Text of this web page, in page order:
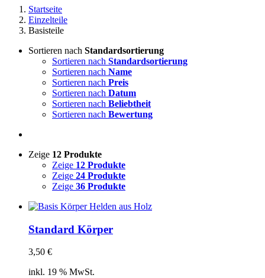
Startseite
Einzelteile
Basisteile
Sortieren nach Standardsortierung
Sortieren nach Standardsortierung
Sortieren nach Name
Sortieren nach Preis
Sortieren nach Datum
Sortieren nach Beliebtheit
Sortieren nach Bewertung
Zeige 12 Produkte
Zeige 12 Produkte
Zeige 24 Produkte
Zeige 36 Produkte
Standard Körper
3,50 €
inkl. 19 % MwSt.